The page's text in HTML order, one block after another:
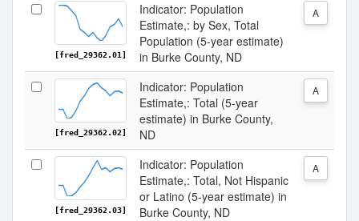
[fred_29362.01]
Indicator: Population
Estimate,: by Sex, Total
Population (5-year estimate)
in Burke County, ND
A
[fred_29362.02]
Indicator: Population
Estimate,: Total (5-year
estimate) in Burke County,
ND
A
[fred_29362.03]
Indicator: Population
Estimate,: Total, Not Hispanic
or Latino (5-year estimate) in
Burke County, ND
A